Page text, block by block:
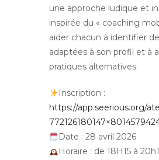
une approche ludique et
inspirée du « coaching
aider chacun à identifier
adaptées à son profil et à
pratiques alternatives.
Inscription :
https://app.seerious.org/
Date : 28 avril 2026
Horaire : de 18H15 à